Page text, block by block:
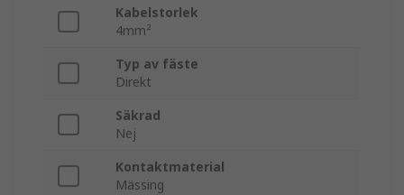
Kabelstorlek
4mm²
Typ av fäste
Direkt
Säkrad
Nej
Kontaktmaterial
Mässing